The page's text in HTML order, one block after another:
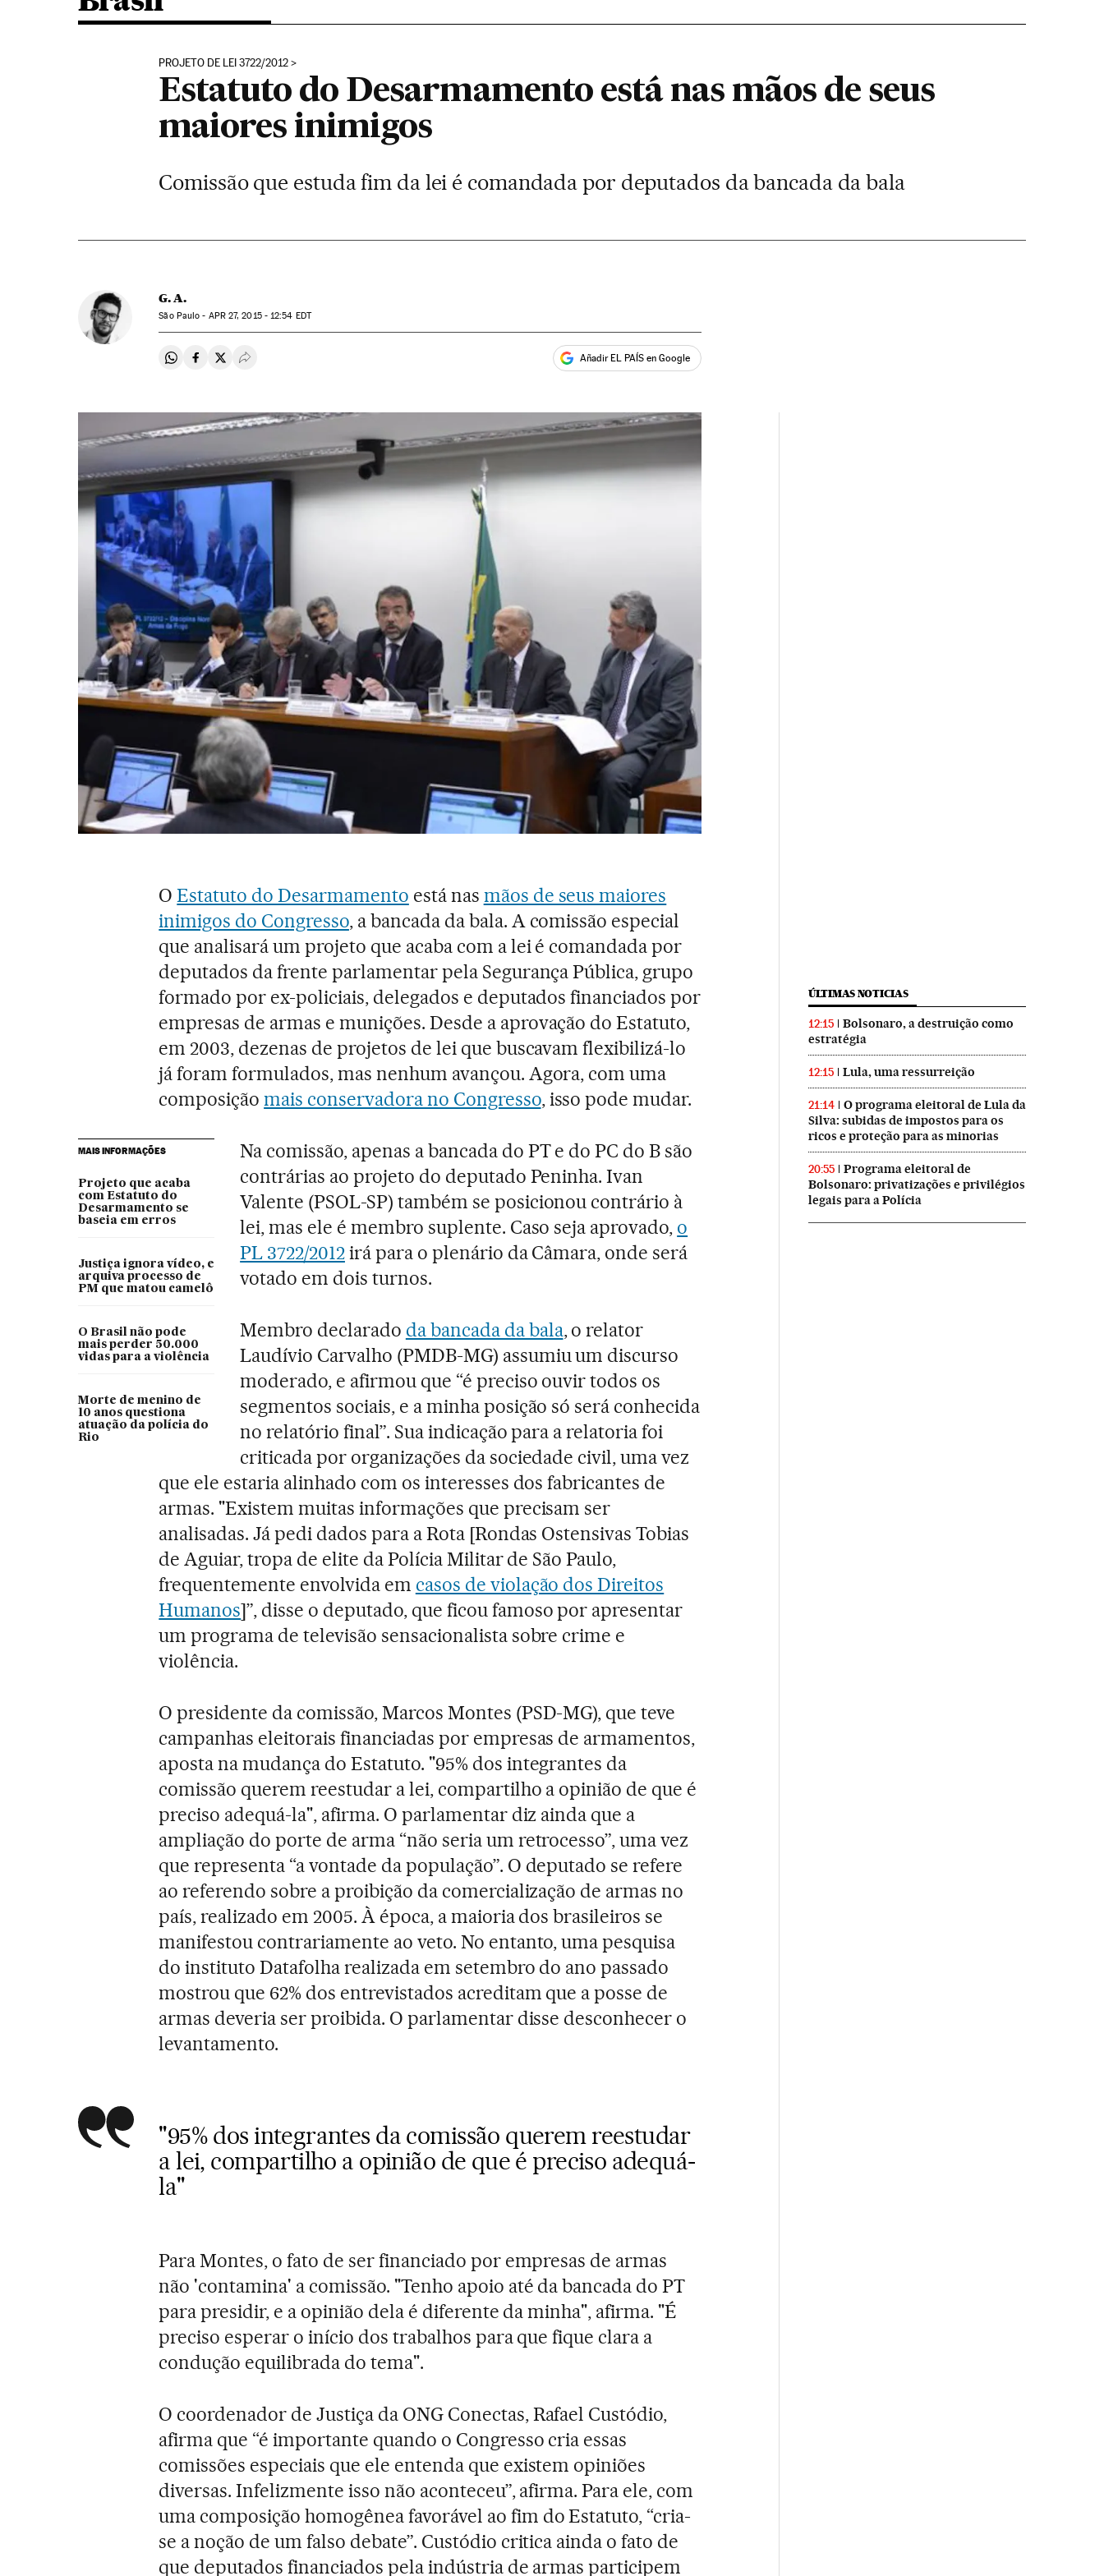
PROJETO DE LEI 3722/2012
Estatuto do Desarmamento está nas mãos de seus
maiores inimigos
Comissão que estuda fim da lei é comandada por deputados da bancada da bala
G. A.
São Paulo - APR27, 2015 - 12:54 EDT
Compartir en Whatsapp
Compartir en Facebook
Compartir en Twitter
Desplegar Redes Sociales Añadir EL PAÍS en Google
OEstatuto do Desarmamento está nas mãos de seus maiores
inimigos do Congresso, a bancada da bala. A comissão especial
que analisará um projeto que acaba com a lei é comandada por
deputados da frente parlamentar pela Segurança Pública, grupo
formado por ex-policiais, delegados e deputados financiados por
empresas de armas e munições. Desde a aprovação do Estatuto,
em 2003, dezenas de projetos de lei que buscavam flexibilizá-lo
já foram formulados, mas nenhum avançou. Agora, com uma
composiçãomais conservadora no Congresso, isso pode mudar.
MAIS INFORMAÇÕES
Projeto que acaba
com Estatuto do
Desarmamento se
baseia em erros
Justiça ignora vídeo, e
arquiva processo de
PM que matou camelô
O Brasil não pode
mais perder 50.000
vidas para a violência
Morte de menino de
10 anos questiona
atuação da polícia do
Rio
Na comissão, apenas a bancada do PT e do PC do B são
contrárias ao projeto do deputado Peninha. Ivan
Valente (PSOL-SP) também se posicionou contrário à
lei, mas ele é membro suplente. Caso seja aprovado, o
PL 3722/2012irá para o plenário da Câmara, onde será
votado em dois turnos.
Membro declarado da bancada da bala, o relator
Laudívio Carvalho (PMDB-MG) assumiu um discurso
moderado, e afirmou que “é preciso ouvir todos os
segmentos sociais, e a minha posição só será conhecida
no relatório final”. Sua indicação para a relatoria foi
criticada por organizações da sociedade civil, uma vez
que ele estaria alinhado com os interesses dos fabricantes de
armas. "Existem muitas informações que precisam ser
analisadas. Já pedi dados para a Rota [Rondas Ostensivas Tobias
de Aguiar, tropa de elite da Polícia Militar de São Paulo,
frequentemente envolvida em casos de violação dos Direitos
Humanos]”, disse o deputado, que ficou famoso por apresentar
um programa de televisão sensacionalista sobre crime e
violência.
O presidente da comissão, Marcos Montes (PSD-MG), que teve
campanhas eleitorais financiadas por empresas de armamentos,
aposta na mudança do Estatuto. "95% dos integrantes da
comissão querem reestudar a lei, compartilho a opinião de que é
preciso adequá-la", afirma. O parlamentar diz ainda que a
ampliação do porte de arma “não seria um retrocesso”, uma vez
que representa “a vontade da população”. O deputado se refere
ao referendo sobre a proibição da comercialização de armas no
país, realizado em 2005. À época, a maioria dos brasileiros se
manifestou contrariamente ao veto. No entanto, uma pesquisa
do instituto Datafolha realizada em setembro do ano passado
mostrou que 62% dos entrevistados acreditam que a posse de
armas deveria ser proibida. O parlamentar disse desconhecer o
levantamento.
"95% dos integrantes da comissão querem reestudar
a lei, compartilho a opinião de que é preciso adequá-
la"
Para Montes, o fato de ser financiado por empresas de armas
não 'contamina' a comissão. "Tenho apoio até da bancada do PT
para presidir, e a opinião dela é diferente da minha", afirma. "É
preciso esperar o início dos trabalhos para que fique clara a
condução equilibrada do tema".
O coordenador de Justiça da ONG Conectas, Rafael Custódio,
afirma que “é importante quando o Congresso cria essas
comissões especiais que ele entenda que existem opiniões
diversas. Infelizmente isso não aconteceu”, afirma. Para ele, com
uma composição homogênea favorável ao fim do Estatuto, “cria-
se a noção de um falso debate”. Custódio critica ainda o fato de
que deputados financiados pela indústria de armas participem
ÚLTIMAS NOTICIAS
12:15
Bolsonaro, a destruição como
estratégia
12:15 Lula, uma ressurreição
21:14
O programa eleitoral de Lula da
Silva: subidas de impostos para os
ricos e proteção para as minorias
20:55
Programa eleitoral de
Bolsonaro: privatizações e privilégios
legais para a Polícia